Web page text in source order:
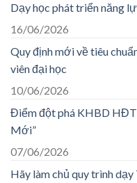
Dạy học phát triển năng
16/06/2026
Quy định mới về tiêu
viên đại học
10/06/2026
Điểm đột phá KHBD
Mới”
07/06/2026
Hãy làm chủ quy trình